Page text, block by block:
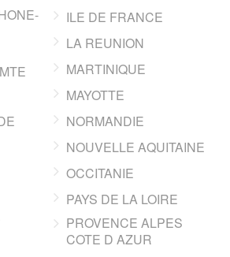
ILE DE FRANCE
LA REUNION
MARTINIQUE
MAYOTTE
NORMANDIE
NOUVELLE AQUITAINE
OCCITANIE
PAYS DE LA LOIRE
PROVENCE ALPES
COTE D AZUR